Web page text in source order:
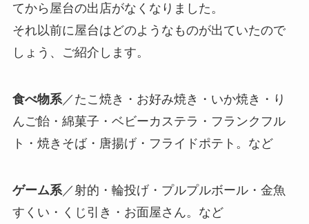
てから屋台の出店がなくなりました。
それ以前に屋台はどのようなものが出ていたので
しょう、ご紹介します。
食べ物系／たこ焼き・お好み焼き・いか焼き・り
んご飴・綿菓子・ベビーカステラ・フランクフル
ト・焼きそば・唐揚げ・フライドポテト。など
ゲーム系／射的・輪投げ・プルプルボール・金魚
すくい・くじ引き・お面屋さん。など